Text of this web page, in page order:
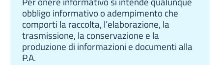
obbligo informativo o adempimento che
comporti la raccolta, l’elaborazione, la
trasmissione, la conservazione e la
produzione di informazioni e documenti alla
P.A.